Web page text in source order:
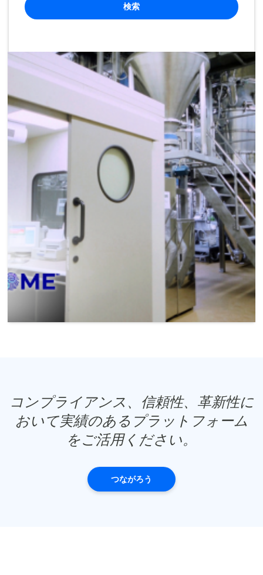
コンプライアンス、信頼性、革新性に
おいて実績のあるプラットフォーム
をご活用ください。
つながろう